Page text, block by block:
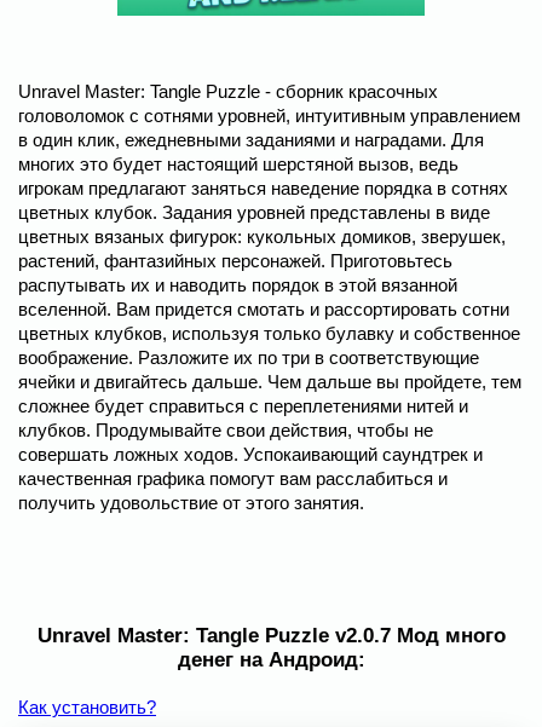
Unravel Master: Tangle Puzzle - сборник красочных
головоломок с сотнями уровней, интуитивным управлением
в один клик, ежедневными заданиями и наградами. Для
многих это будет настоящий шерстяной вызов, ведь
игрокам предлагают заняться наведение порядка в сотнях
цветных клубок. Задания уровней представлены в виде
цветных вязаных фигурок: кукольных домиков, зверушек,
растений, фантазийных персонажей. Приготовьтесь
распутывать их и наводить порядок в этой вязанной
вселенной. Вам придется смотать и рассортировать сотни
цветных клубков, используя только булавку и собственное
воображение. Разложите их по три в соответствующие
ячейки и двигайтесь дальше. Чем дальше вы пройдете, тем
сложнее будет справиться с переплетениями нитей и
клубков. Продумывайте свои действия, чтобы не
совершать ложных ходов. Успокаивающий саундтрек и
качественная графика помогут вам расслабиться и
получить удовольствие от этого занятия.
Unravel Master: Tangle Puzzle v2.0.7 Мод много
денег на Андроид:
Как установить?